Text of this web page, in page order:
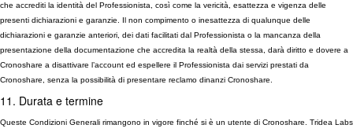
che accrediti la identità del Professionista, così come la vericità, esattezza e vigenza delle
presenti dichiarazioni e garanzie. Il non compimento o inesattezza di qualunque delle
dichiarazioni e garanzie anteriori, dei dati facilitati dal Professionista o la mancanza della
presentazione della documentazione che accredita la realtà della stessa, darà diritto e dovere a
Cronoshare a disattivare l’account ed espellere il Professionista dai servizi prestati da
Cronoshare, senza la possibilità di presentare reclamo dinanzi Cronoshare.
11. Durata e termine
Queste Condizioni Generali rimangono in vigore finché si è un utente di Cronoshare. Tridea Labs